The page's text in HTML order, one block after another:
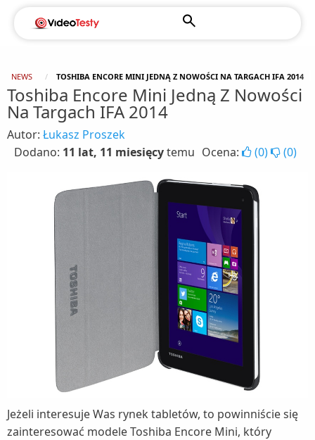
NEWS TOSHIBA ENCORE MINI JEDNĄ Z NOWOŚCI NA TARGACH IFA 2014
Toshiba Encore Mini Jedną Z Nowości
Na Targach IFA 2014
Autor: Łukasz Proszek
Dodano: 11 lat, 11 miesięcytemu Ocena: (0) (0)
Jeżeli interesuje Was rynek tabletów, to powinniście się
zainteresować modele Toshiba Encore Mini, który